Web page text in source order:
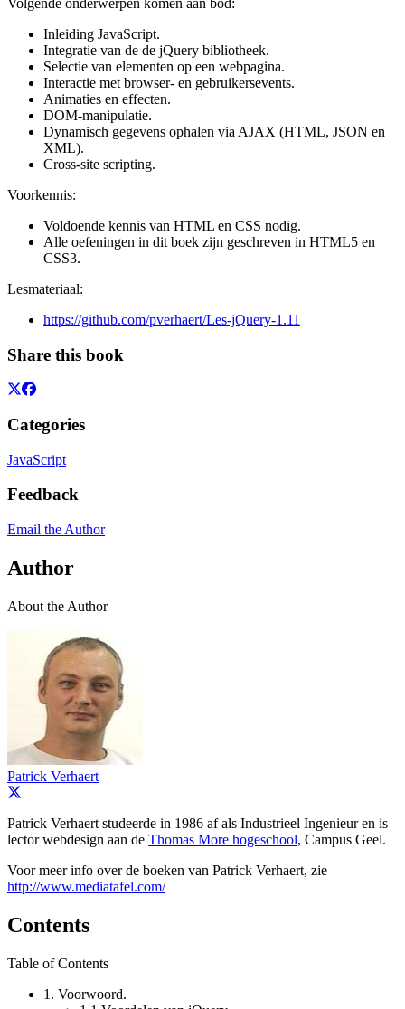
Inleiding JavaScript.
Integratie van de de jQuery bibliotheek.
Selectie van elementen op een webpagina.
Interactie met browser- en gebruikersevents.
Animaties en effecten.
DOM-manipulatie.
Dynamisch gegevens ophalen via AJAX (HTML, JSON en
XML).
Cross-site scripting.
Voorkennis:
Voldoende kennis van HTML en CSS nodig.
Alle oefeningen in dit boek zijn geschreven in HTML5 en
CSS3.
Lesmateriaal:
https://github.com/pverhaert/Les-jQuery-1.11
Share this book
Categories
JavaScript
Feedback
Email the Author
Author
About the Author
Patrick Verhaert
Patrick Verhaert studeerde in 1986 af als Industrieel Ingenieur en is
lector webdesign aan de Thomas More hogeschool, Campus Geel.
Voor meer info over de boeken van Patrick Verhaert, zie
http://www.mediatafel.com/
Contents
Table of Contents
1. Voorwoord.